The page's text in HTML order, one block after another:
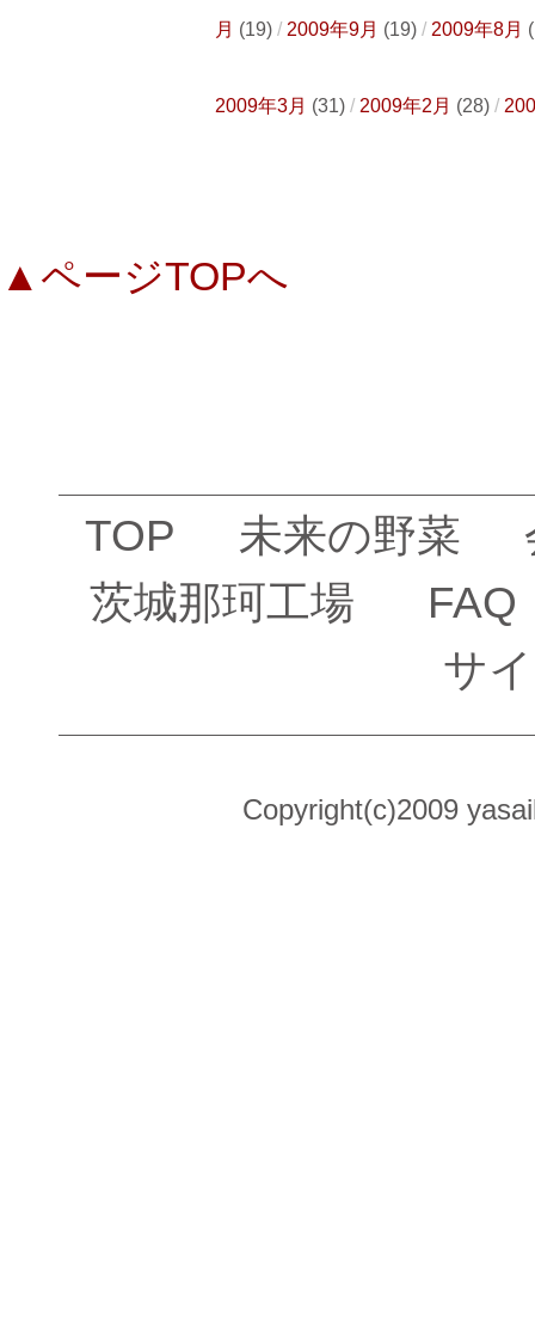
月 (19) 2009年9月 (19) 2009年8月
2009年3月 (31) 2009年2月 (28)
▲ページTOPへ
TOP 未来の野菜
茨城那珂工場
FAQ
サ
Copyright(c)2009